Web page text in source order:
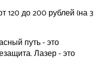
120 до 200 рублей (на 3
путь - это
Лазер - это